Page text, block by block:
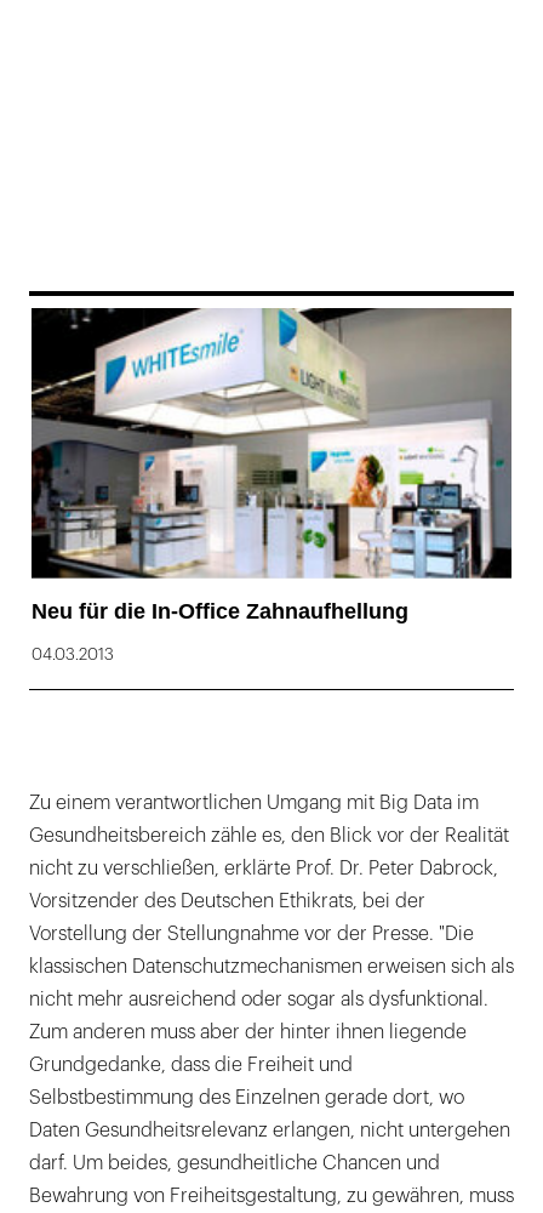
Neu für die In-Office Zahnaufhellung
04.03.2013
Zu einem verantwortlichen Umgang mit Big Data im
Gesundheitsbereich zähle es, den Blick vor der Realität
nicht zu verschließen, erklärte Prof. Dr. Peter Dabrock,
Vorsitzender des Deutschen Ethikrats, bei der
Vorstellung der Stellungnahme vor der Presse. "Die
klassischen Datenschutzmechanismen erweisen sich als
nicht mehr ausreichend oder sogar als dysfunktional.
Zum anderen muss aber der hinter ihnen liegende
Grundgedanke, dass die Freiheit und
Selbstbestimmung des Einzelnen gerade dort, wo
Daten Gesundheitsrelevanz erlangen, nicht untergehen
darf. Um beides, gesundheitliche Chancen und
Bewahrung von Freiheitsgestaltung, zu gewähren, muss